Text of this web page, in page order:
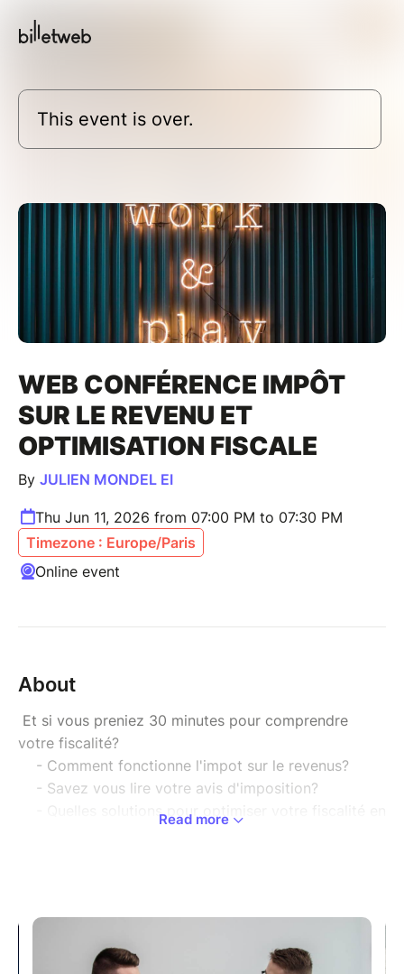
This event is over.
WEB CONFÉRENCE IMPÔT
SUR LE REVENU ET
OPTIMISATION FISCALE
By JULIEN MONDEL EI
Thu Jun 11, 2026 from 07:00 PM to 07:30 PM
Timezone : Europe/Paris
Online event
About
Et si vous preniez 30 minutes pour comprendre
votre fiscalité?
- Comment fonctionne l'impot sur le revenus?
- Savez vous lire votre avis d'imposition?
- Quelles solutions pour optimiser votre fiscalité en
Inscrivez-vous dès maintenant pour apprendre,
comprendre… et avancer !
Read more